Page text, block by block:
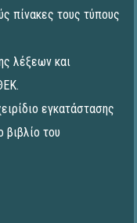
πίνακες τους τύπους
λέξεων και
εγκατάστασης
βιβλίο του